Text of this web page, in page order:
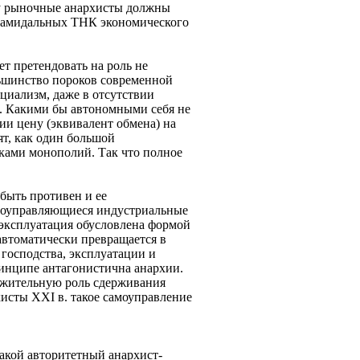
рыночные анархисты должны
ТНК экономического
претендовать на роль не
пороков современной
даже в отсутствии
Какими бы автономными себя не
цену (эквивалент обмена) на
как один большой
монополий. Так что полное
противен и ее
индустриальные
обусловлена формой
превращается в
эксплуатации и
антагонистична анархии.
роль сдерживания
XXI в. такое самоуправление
авторитетный анархист-